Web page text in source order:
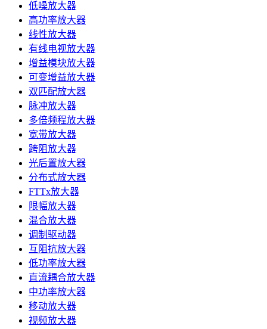
低噪放大器
高功率放大器
线性放大器
有线电视放大器
增益模块放大器
可变增益放大器
双匹配放大器
脉冲放大器
多倍频程放大器
宽带放大器
跨阻放大器
光后置放大器
分布式放大器
FTTx放大器
限幅放大器
混合放大器
调制驱动器
互阻抗放大器
低功率放大器
直流耦合放大器
中功率放大器
移动放大器
视频放大器